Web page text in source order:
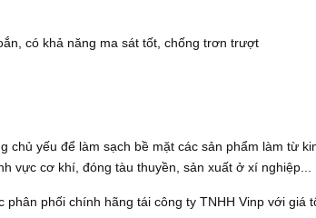
có khả năng ma sát tốt, chống trơn trượt
chủ yếu để làm sạch bề mặt các sản phẩm làm từ
vực cơ khí, đóng tàu thuyền, sản xuất ở xí nghiệp...
phân phối chính hãng tái công ty TNHH Vinp với giá